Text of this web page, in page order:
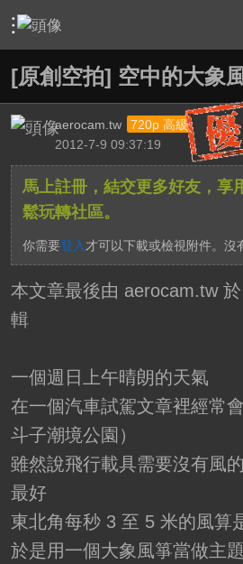
› 影片創作區 › 影片原創作品(線上
[原創空拍] 空中的大象
aerocam.tw
720p 高級
2012-7-9 09:37:19
馬上註冊，結交更多好友，享
鬆玩轉社區。
你需要登入 才可以下載或檢視附件。沒
本文章最後由 aerocam.tw
輯
一個週日上午晴朗的天氣
在一個汽車試駕文章裡經常
斗子潮境公園）
雖然說飛行載具需要沒有風
最好
東北角每秒 3 至 5 米的風算
於是用一個大象風箏當做主題